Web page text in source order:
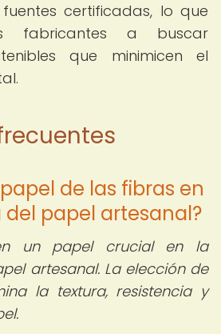
certificadas, lo que
fabricantes a buscar
que minimicen el
de las fibras en
papel artesanal?
un papel crucial en la
artesanal. La elección de
la textura, resistencia y